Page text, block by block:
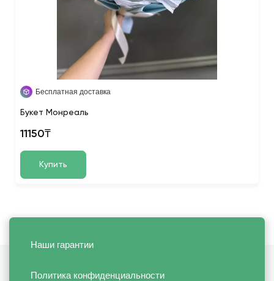
Бесплатная доставка
Букет Монреаль
11150₸
Купить
Наши гарантии
Политика конфиденциальности